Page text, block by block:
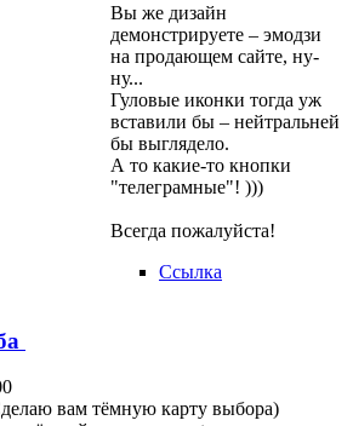
Вы же дизайн
демонстрируете – эмодзи
на продающем сайте, ну-
ну...
Гуловые иконки тогда уж
вставили бы – нейтральней
бы выглядело.
А то какие-то кнопки
"телеграмные"! )))
Всегда пожалуйста!
Ссылка
вам тёмную карту выбора)